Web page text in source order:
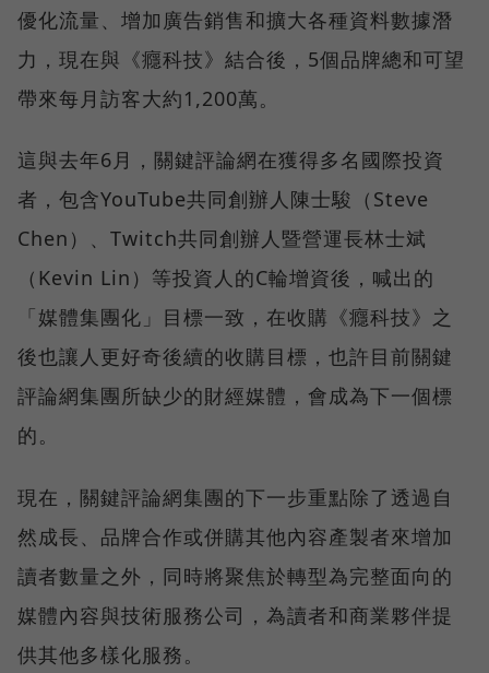
優化流量、增加廣告銷售和擴大各種資料數據潛
力，現在與《癮科技》結合後，5個品牌總和可望
帶來每月訪客大約1,200萬。
這與去年6月，關鍵評論網在獲得多名國際投資
者，包含YouTube共同創辦人陳士駿（Steve
Chen）、Twitch共同創辦人暨營運長林士斌
（Kevin Lin）等投資人的C輪增資後，喊出的
「媒體集團化」目標一致，在收購《癮科技》之
後也讓人更好奇後續的收購目標，也許目前關鍵
評論網集團所缺少的財經媒體，會成為下一個標
的。
現在，關鍵評論網集團的下一步重點除了透過自
然成長、品牌合作或併購其他內容產製者來增加
讀者數量之外，同時將聚焦於轉型為完整面向的
媒體內容與技術服務公司，為讀者和商業夥伴提
供其他多樣化服務。